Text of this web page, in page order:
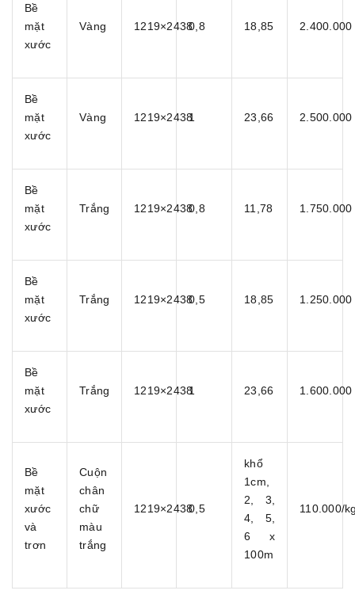
Bề
mặt
xước
Vàng 1219×24380,8 18,85 2.400.000
Bề
mặt
xước
Vàng 1219×2438
1 23,66 2.500.000
Bề
mặt
xước
Trắng 1219×24380,8 11,78 1.750.000
Bề
mặt
xước
Trắng 1219×24380,5 18,85 1.250.000
Bề
mặt
xước
Trắng 1219×2438
1 23,66 1.600.000
Bề
mặt
xước
và
trơn
Cuộn
chân
chữ
màu
trắng
1219×24380,5
khổ
1cm,
2, 3,
4, 5,
6 x
100m
110.000/